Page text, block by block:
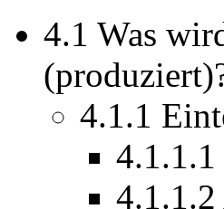
4.1 Was
4.1.1